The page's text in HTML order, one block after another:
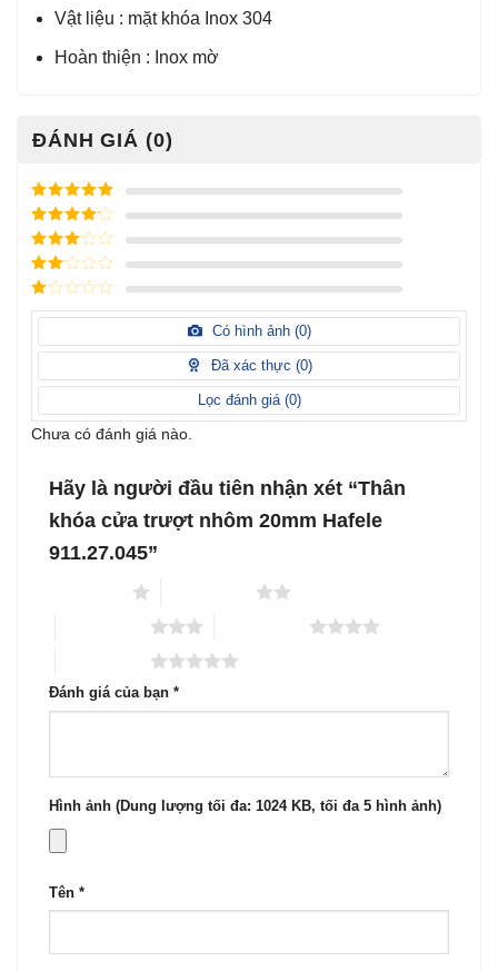
Vật liệu : mặt khóa Inox 304
Hoàn thiện : Inox mờ
ĐÁNH GIÁ (0)
Được xếp
hạng
5
5
sao
Được xếp
hạng
4
5
sao
Được
xếp
hạng3
5 sao
Được
hạng
sao
Được
hạng
sao
Có hình ảnh (0)
Đã xác thực (0)
Lọc đánh giá (0)
Chưa có đánh giá nào.
Hãy là người đầu tiên nhận xét “Thân
khóa cửa trượt nhôm 20mm Hafele
911.27.045”
Đánh giá của bạn *
Hình ảnh (Dung lượng tối đa: 1024 KB, tối đa 5 hình ảnh)
Tên *